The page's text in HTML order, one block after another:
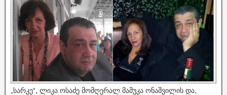
„სარკე“, ლიკა ოსაძე მომღერალ მამუკა ონაშვილის და,